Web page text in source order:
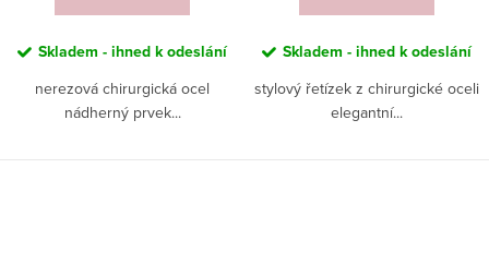
Skladem - ihned k odeslání
nerezová chirurgická ocel
nádherný prvek...
Skladem - ihned k odeslání
stylový řetízek z chirurgické oceli
elegantní...